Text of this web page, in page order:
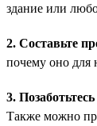
здание или
2. Составьте
почему оно для
3.
Также можно